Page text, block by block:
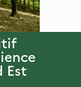
Est